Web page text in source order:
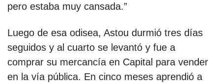
pero estaba muy cansada.”
Luego de esa odisea, Astou durmió tres días
seguidos y al cuarto se levantó y fue a
comprar su mercancía en Capital para vender
en la vía pública. En cinco meses aprendió a